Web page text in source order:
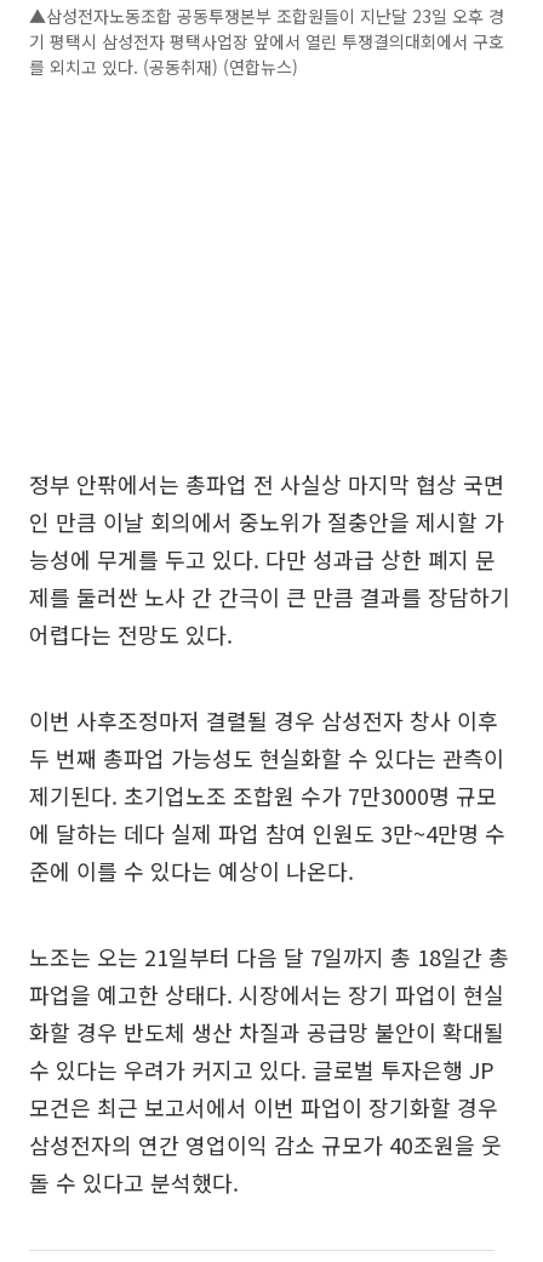
▲삼성전자노동조합 공동투쟁본부 조합원들이 지난달 23일 오후 경
기 평택시 삼성전자 평택사업장 앞에서 열린 투쟁결의대회에서 구호
를 외치고 있다. (공동취재) (연합뉴스)
정부 안팎에서는 총파업 전 사실상 마지막 협상 국면
인 만큼 이날 회의에서 중노위가 절충안을 제시할 가
능성에 무게를 두고 있다. 다만 성과급 상한 폐지 문
제를 둘러싼 노사 간 간극이 큰 만큼 결과를 장담하기
어렵다는 전망도 있다.
이번 사후조정마저 결렬될 경우 삼성전자 창사 이후
두 번째 총파업 가능성도 현실화할 수 있다는 관측이
제기된다. 초기업노조 조합원 수가 7만3000명 규모
에 달하는 데다 실제 파업 참여 인원도 3만~4만명 수
준에 이를 수 있다는 예상이 나온다.
노조는 오는 21일부터 다음 달 7일까지 총 18일간 총
파업을 예고한 상태다. 시장에서는 장기 파업이 현실
화할 경우 반도체 생산 차질과 공급망 불안이 확대될
수 있다는 우려가 커지고 있다. 글로벌 투자은행 JP
모건은 최근 보고서에서 이번 파업이 장기화할 경우
삼성전자의 연간 영업이익 감소 규모가 40조원을 웃
돌 수 있다고 분석했다.